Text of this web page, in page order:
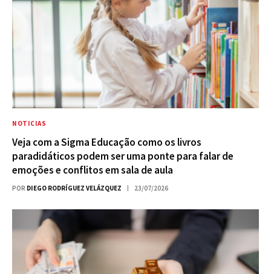
NOTICIAS
Veja com a Sigma Educação como os livros
paradidáticos podem ser uma ponte para falar de
emoções e conflitos em sala de aula
POR DIEGO RODRÍGUEZ VELÁZQUEZ 23/07/2026